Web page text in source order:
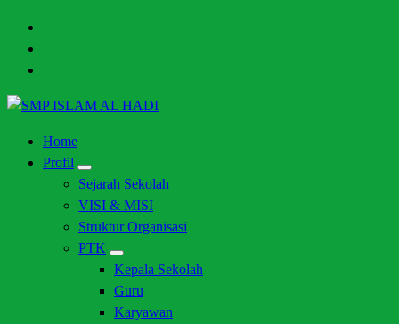
Halaman Resmi SMP Islam Al Hadi Mojolaban
Home
Profil
Sejarah Sekolah
VISI & MISI
Struktur Organisasi
PTK
Kepala Sekolah
Guru
Karyawan